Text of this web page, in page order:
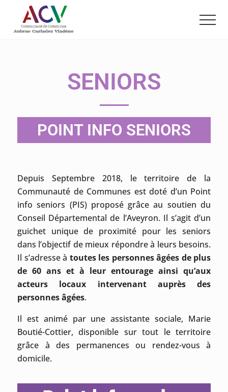
contenu
pied
SENIORS
POINT INFO SENIORS
Depuis Septembre 2018, le territoire de la
Communauté de Communes est doté d’un Point
info seniors (PIS) proposé grâce au soutien du
Conseil Départemental de l’Aveyron. Il s’agit d’un
guichet unique de proximité pour les seniors
dans l’objectif de mieux répondre à leurs besoins.
Il s’adresse à toutes les personnes âgées de plus
de 60 ans et à leur entourage ainsi qu’aux
acteurs locaux intervenant auprès des
personnes âgées.
Il est animé par une assistante sociale, Marie
Boutié-Cottier, disponible sur tout le territoire
grâce à des permanences ou rendez-vous à
domicile.